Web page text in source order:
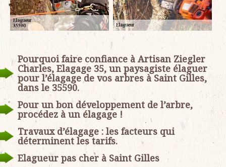
Pourquoi faire confiance à Artisan Ziegler
Charles, Elagage 35, un paysagiste élaguer
pour l’élagage de vos arbres à Saint Gilles,
dans le 35590.
Pour un bon développement de l’arbre,
procédez à un élagage !
Travaux d’élagage : les facteurs qui
déterminent les tarifs.
Elagueur pas cher à Saint Gilles